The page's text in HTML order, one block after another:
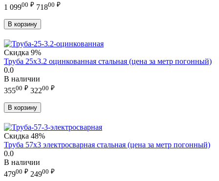
1 09900 ₽ 71800 ₽
В корзину
Скидка 9%
Труба 25х3.2 оцинкованная стальная (цена за метр погонный)
0.0
В наличии
35500 ₽ 32200 ₽
В корзину
Скидка 48%
Труба 57х3 электросварная стальная (цена за метр погонный)
0.0
В наличии
47900 ₽ 24900 ₽